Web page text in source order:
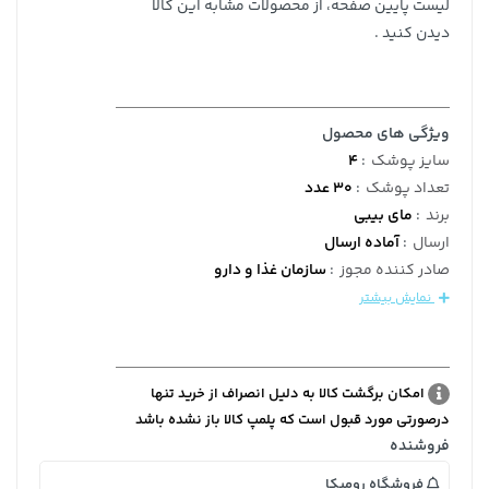
لیست پایین صفحه، از محصولات مشابه این کالا
دیدن کنید .
ویژگی های محصول
سایز پوشک :
4
تعداد پوشک : 30 عدد
برند : مای بیبی
ارسال :آماده ارسال
صادر کننده مجوز :سازمان غذا و دارو
نمایش بیشتر
امکان برگشت کالا به دلیل انصراف از خرید تنها
درصورتی مورد قبول است که پلمپ کالا باز نشده باشد
فروشنده
فروشگاه رومیکا